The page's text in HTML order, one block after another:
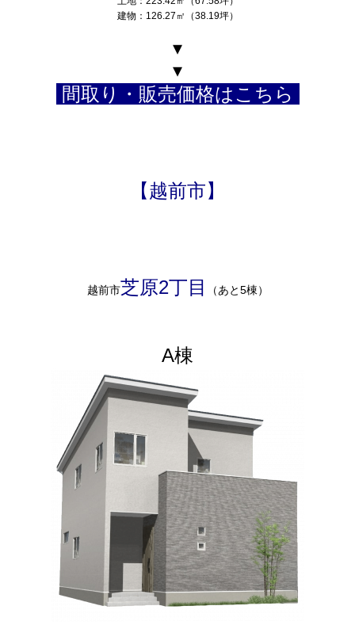
建物：126.27㎡（38.19坪）
▾
▾
間取り・販売価格はこちら
【越前市】
越前市芝原2丁目 （あと5棟）
A棟